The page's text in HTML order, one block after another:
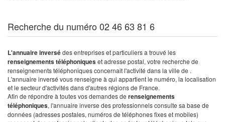
Recherche du numéro 02 46 63 81 6
L'annuaire inversédes entreprises et particuliers a trouvé les
renseignements téléphoniqueset adresse postal, votre recherche de
renseignements téléphoniques concernait l'activité dans la ville de .
L'annuaire inversé vous renseigne à qui appartient le numéro, la localisation
et le secteur d'activités dans d'autres régions de France.
Afin de répondre à toutes vos demandes de renseignements
téléphoniques, l'annuaire inverse des professionnels consulte sa base de
données (adresses postales, numéros de téléphones fixes et mobiles)